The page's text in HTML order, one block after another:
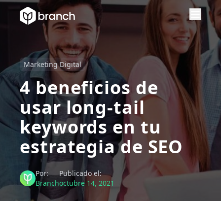
Marketing Digital
4 beneficios de
usar long-tail
keywords en tu
estrategia de SEO
Por:
Branch
Publicado el:
octubre 14, 2021